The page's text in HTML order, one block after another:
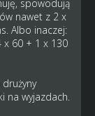
spowodują
nawet z 2 x
Albo inaczej:
x 60 + 1 x 130
na wyjazdach.